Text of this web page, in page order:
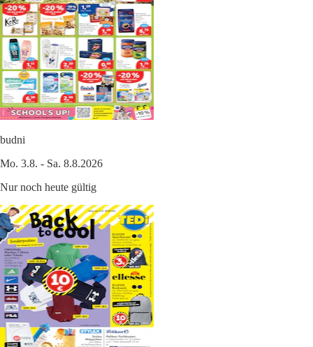
budni
Mo. 3.8. - Sa. 8.8.2026
Nur noch heute gültig